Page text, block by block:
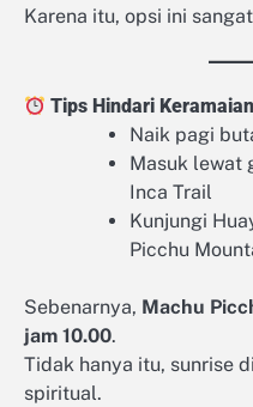
Karena itu, opsi ini
Tips Hindari Keramaian
Naik pagi
Masuk lewat
Inca Trail
Kunjungi
Picchu
Sebenarnya, Machu
jam 10.00.
Tidak hanya itu, sunrise
spiritual.